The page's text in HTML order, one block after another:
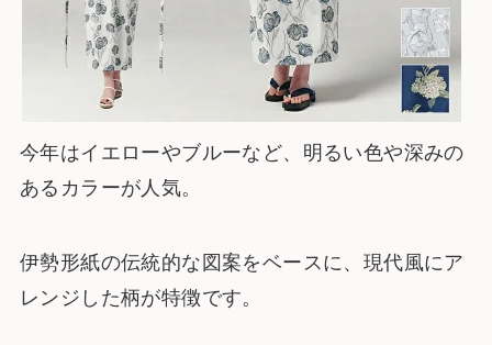
今年はイエローやブルーなど、明るい色や深みの
あるカラーが人気。
伊勢形紙の伝統的な図案をベースに、現代風にア
レンジした柄が特徴です。